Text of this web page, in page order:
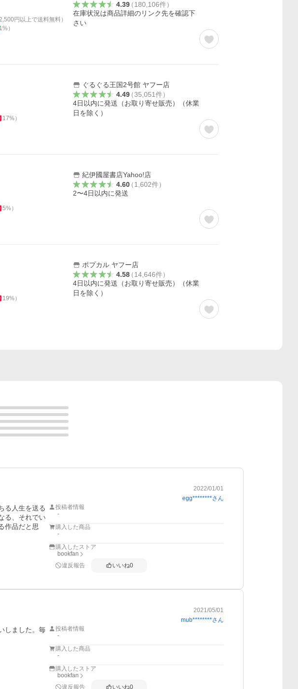
円以上で送料無料）
1%）
4.39（180,106件）
在庫状況は商品詳細のリンク先を確認下
さい
17%）
ぐるぐる王国2号館 ヤフー店
4.49（35,051件）
4日以内に発送（お取り寄せ販売）（休業
日を除く）
5%）
紀伊國屋書店Yahoo!店
4.60（1,602件）
2〜4日以内に発送
19%）
ポプカル ヤフー店
4.58（14,646件）
4日以内に発送（お取り寄せ販売）（休業
日を除く）
2022/01/01
egg********さん
る人生を送る
る、それでい
作品だと思
投稿者情報
-
購入した商品
-
購入したストア
bookfan
違反報告
いいね0
2021/05/01
mub********さん
しました。毎
投稿者情報
-
購入した商品
-
購入したストア
bookfan
違反報告
いいね0